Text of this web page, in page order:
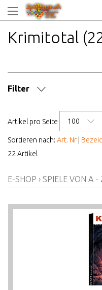
Krimitotal
Filter
ANZAHL SPIELER
AB WELCHEM ALTER
Artikel pro Seite 100
Sortieren nach: Art. Nr
22 Artikel
E-SHOP › SPIELE VON A -